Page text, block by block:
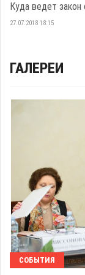
Куда ведет
27.07.2018 18:15
ГАЛЕРЕИ
СОБЫТИЯ